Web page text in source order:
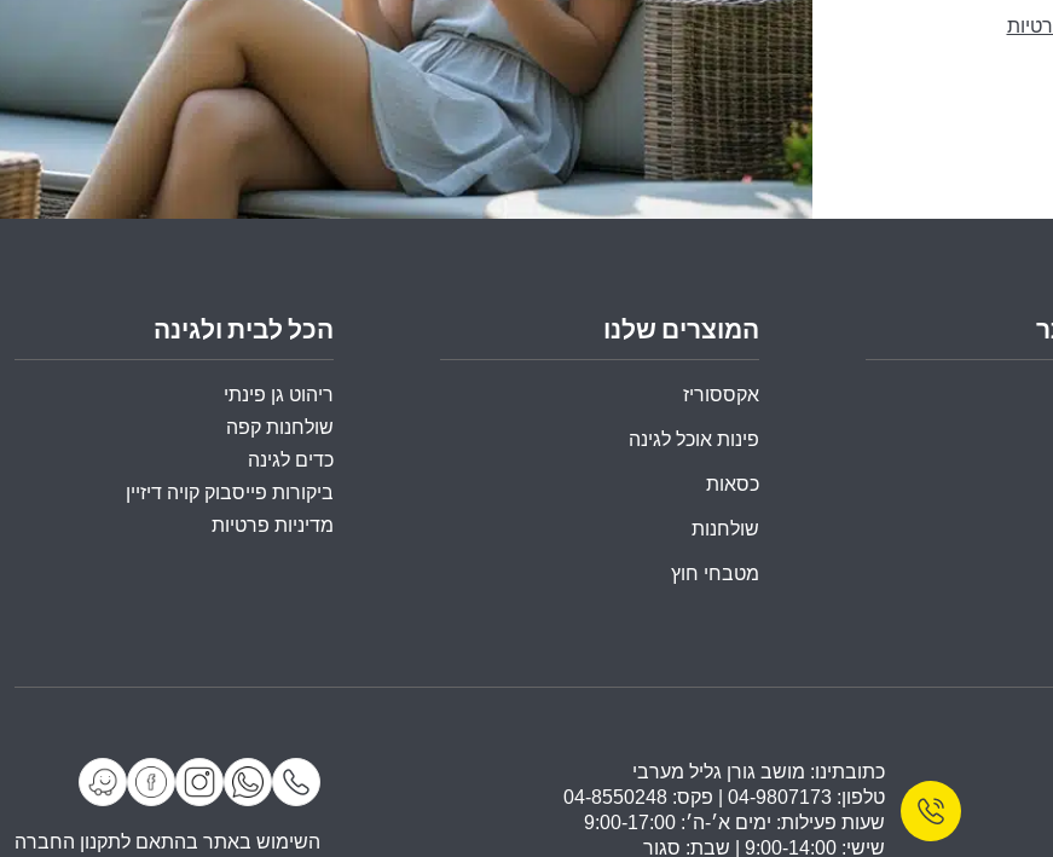
הכל לבית ולגינה
ריהוט גן פינתי
שולחנות קפה
כדים לגינה
ביקורות פייסבוק קויה דיזיין
מדיניות פרטיות
המוצרים שלנו
אקססוריז
פינות אוכל לגינה
כסאות
שולחנות
מטבחי חוץ
כתובתינו: מושב גורן גליל מערבי
טלפון: 04-9807173 | פקס: 04-8550248
שעות פעילות: ימים א׳-ה׳: 9:00-17:00
שישי: 9:00-14:00 | שבת: סגור
השימוש באתר בהתאם לתקנון החברה